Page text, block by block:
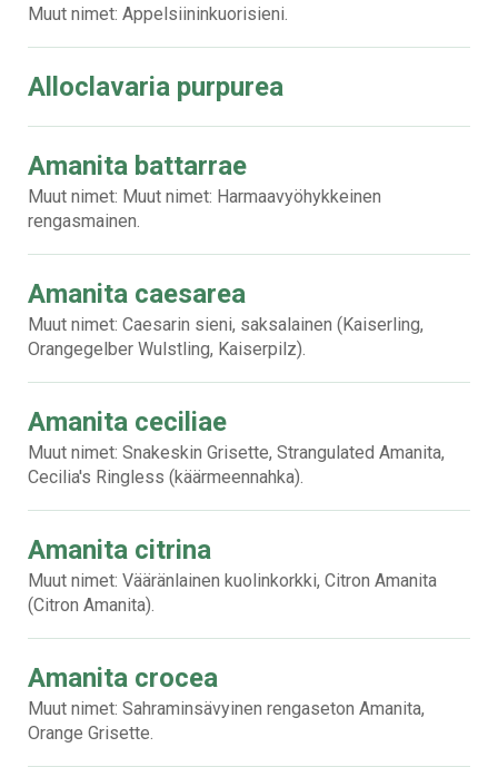
Muut nimet: Appelsiininkuorisieni.
Alloclavaria purpurea
Amanita battarrae
Muut nimet: Muut nimet: Harmaavyöhykkeinen
rengasmainen.
Amanita caesarea
Muut nimet: Caesarin sieni, saksalainen (Kaiserling,
Orangegelber Wulstling, Kaiserpilz).
Amanita ceciliae
Muut nimet: Snakeskin Grisette, Strangulated Amanita,
Cecilia's Ringless (käärmeennahka).
Amanita citrina
Muut nimet: Vääränlainen kuolinkorkki, Citron Amanita
(Citron Amanita).
Amanita crocea
Muut nimet: Sahraminsävyinen rengaseton Amanita,
Orange Grisette.